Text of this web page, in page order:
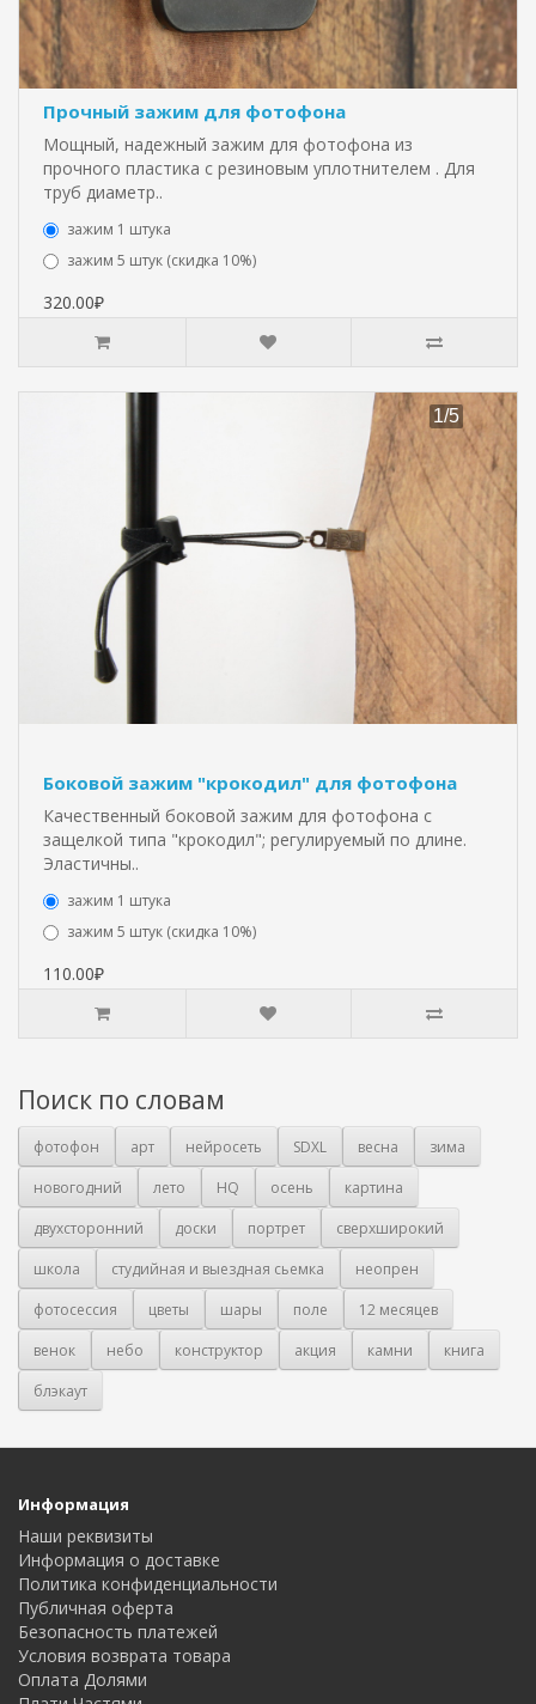
Прочный зажим для фотофона
Мощный, надежный зажим для фотофона из
прочного пластика с резиновым уплотнителем . Для
труб диаметр..
зажим 1 штука
зажим 5 штук (скидка 10%)
320.00₽
Боковой зажим "крокодил" для фотофона
Качественный боковой зажим для фотофона с
защелкой типа "крокодил"; регулируемый по длине.
Эластичны..
зажим 1 штука
зажим 5 штук (скидка 10%)
110.00₽
Поиск по словам
фотофон арт нейросеть SDXL весна
зима
новогодний
лето HQ осень
картина
двухсторонний
доски портрет
сверхширокий
школа
студийная и выездная сьемка
неопрен
фотосессия
цветы шары поле
12 месяцев
венок
небо конструктор акция камни
книга
блэкаут
Информация
Наши реквизиты
Информация о доставке
Политика конфиденциальности
Публичная оферта
Безопасность платежей
Условия возврата товара
Оплата Долями